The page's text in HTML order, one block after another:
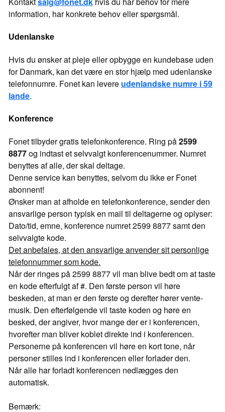
information, har konkrete behov eller spørgsmål.
Udenlanske
Hvis du ønsker at pleje eller opbygge en kundebase uden
for Danmark, kan det være en stor hjælp med udenlanske
telefonnumre. Fonet kan levere udenlandske numre i 59
lande.
Konference
Fonet tilbyder gratis telefonkonference. Ring på2599
8877og indtast et selvvalgt konferencenummer. Numret
benyttes af alle, der skal deltage.
Denne service kan benyttes, selvom du ikke er Fonet
abonnent!
Ønsker man at afholde en telefonkonference, sender den
ansvarlige person typisk en mail til deltagerne og oplyser:
Dato/tid, emne, konference numret 2599 8877 samt den
selvvalgte kode.
Det anbefales, at den ansvarlige anvender sit personlige
telefonnummer som kode.
Når der ringes på 2599 8877 vil man blive bedt om at taste
en kode efterfulgt af #. Den første person vil høre
beskeden, at man er den første og derefter hører vente-
musik. Den efterfølgende vil taste koden og høre en
besked, der angiver, hvor mange der er i konferencen,
hvorefter man bliver koblet direkte ind i konferencen.
Personerne på konferencen vil høre en kort tone, når
personer stilles ind i konferencen eller forlader den.
Når alle har forladt konferencen nedlægges den
automatisk.
Bemærk: